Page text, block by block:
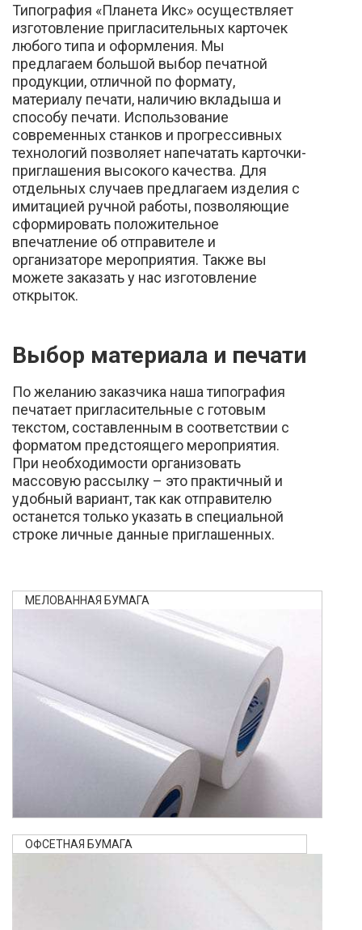
Типография «Планета Икс» осуществляет
изготовление пригласительных карточек
любого типа и оформления. Мы
предлагаем большой выбор печатной
продукции, отличной по формату,
материалу печати, наличию вкладыша и
способу печати. Использование
современных станков и прогрессивных
технологий позволяет напечатать карточки-
приглашения высокого качества. Для
отдельных случаев предлагаем изделия с
имитацией ручной работы, позволяющие
сформировать положительное
впечатление об отправителе и
организаторе мероприятия. Также вы
можете заказать у нас изготовление
открыток.
Выбор материала и печати
По желанию заказчика наша типография
печатает пригласительные с готовым
текстом, составленным в соответствии с
форматом предстоящего мероприятия.
При необходимости организовать
массовую рассылку – это практичный и
удобный вариант, так как отправителю
останется только указать в специальной
строке личные данные приглашенных.
МЕЛОВАННАЯ БУМАГА
ОФСЕТНАЯ БУМАГА